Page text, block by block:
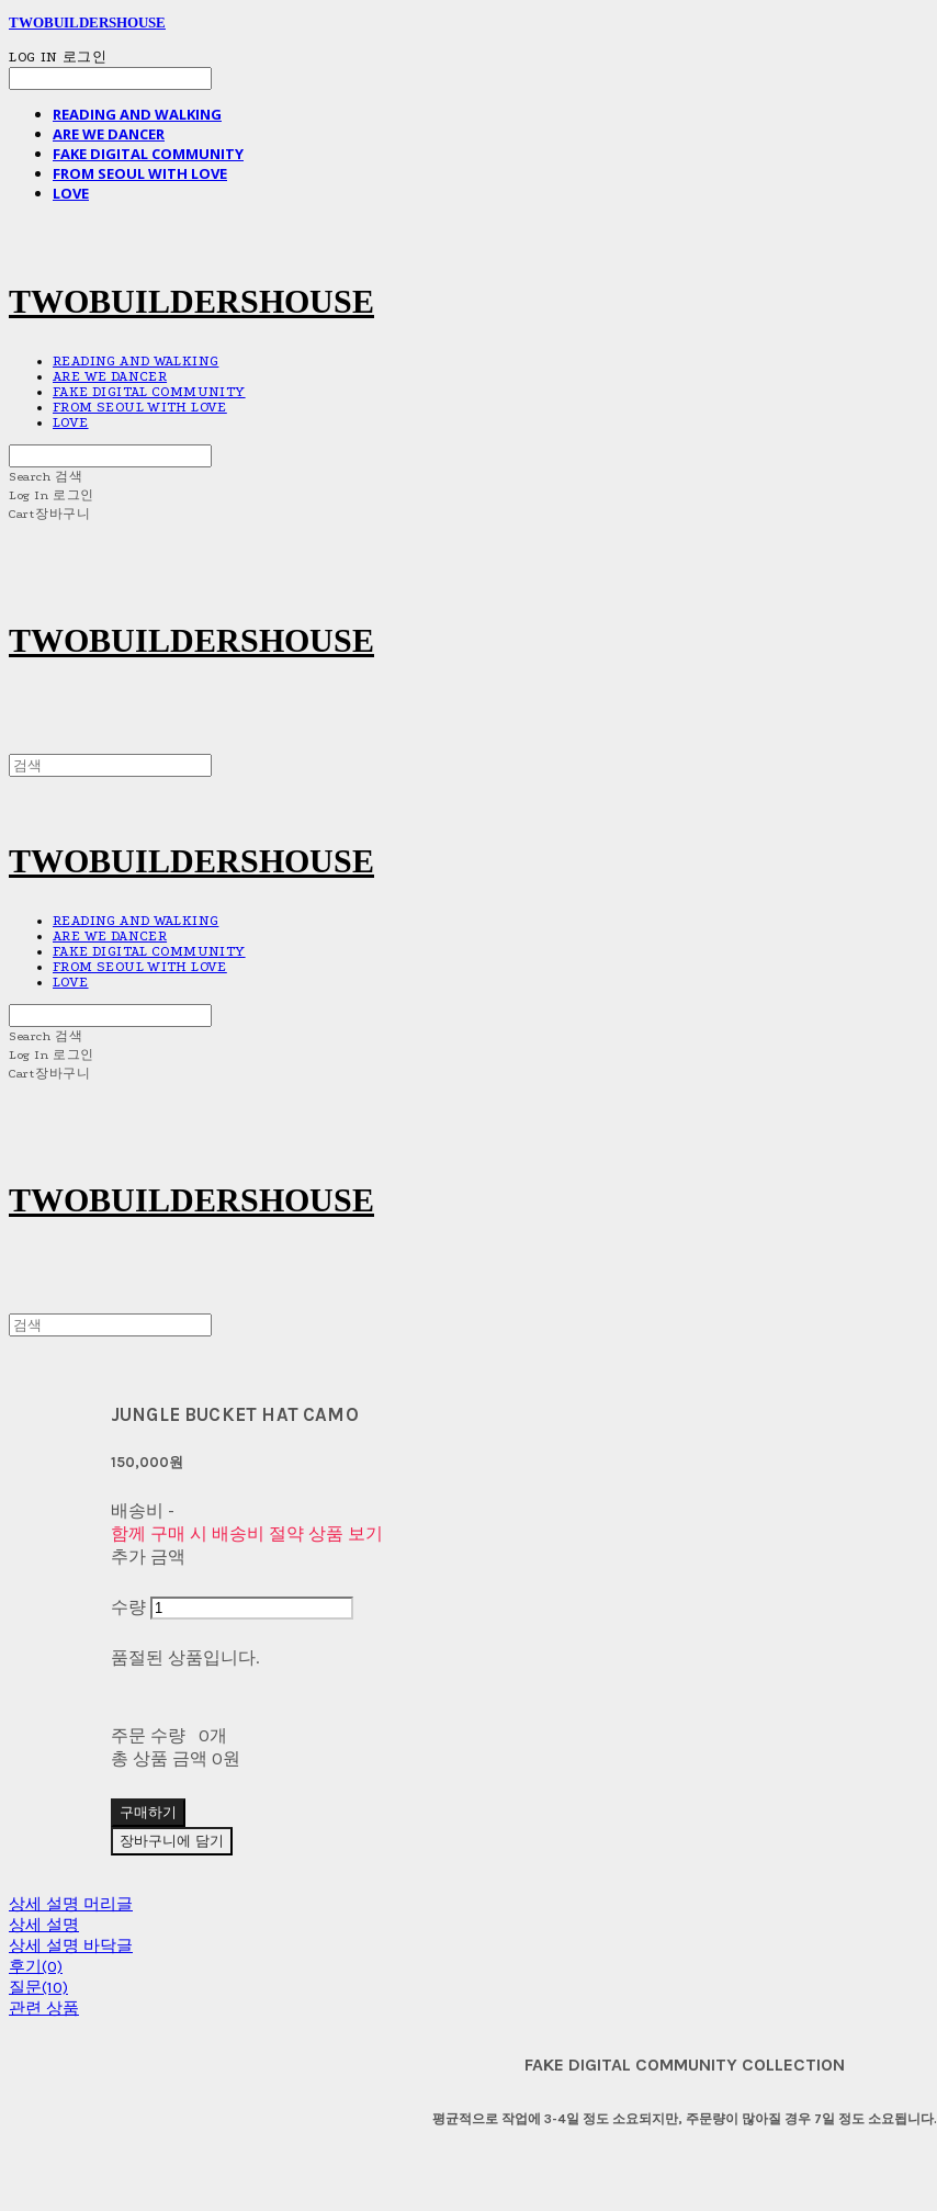
TWOBUILDERSHOUSE
LOG IN 로그인
READING AND WALKING
ARE WE DANCER
FAKE DIGITAL COMMUNITY
FROM SEOUL WITH LOVE
LOVE
TWOBUILDERSHOUSE
READING AND WALKING
ARE WE DANCER
FAKE DIGITAL COMMUNITY
FROM SEOUL WITH LOVE
LOVE
Search 검색
Log In 로그인
Cart장바구니
TWOBUILDERSHOUSE
TWOBUILDERSHOUSE
READING AND WALKING
ARE WE DANCER
FAKE DIGITAL COMMUNITY
FROM SEOUL WITH LOVE
LOVE
Search 검색
Log In 로그인
Cart장바구니
TWOBUILDERSHOUSE
JUNGLE BUCKET HAT CAMO
150,000원
배송비 -
함께 구매 시 배송비 절약 상품 보기
추가 금액
수량
품절된 상품입니다.
주문 수량
0개
총 상품 금액 0원
구매하기
장바구니에 담기
상세 설명 머리글
상세 설명
상세 설명 바닥글
후기(0)
질문(10)
관련 상품
FAKE DIGITAL COMMUNITY COLLECTION
평균적으로 작업에 3-4일 정도 소요되지만, 주문량이 많아질 경우 7일 정도 소요됩니다.